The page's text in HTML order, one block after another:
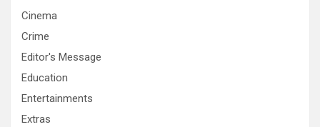
Cinema
Crime
Editor's Message
Education
Entertainments
Extras